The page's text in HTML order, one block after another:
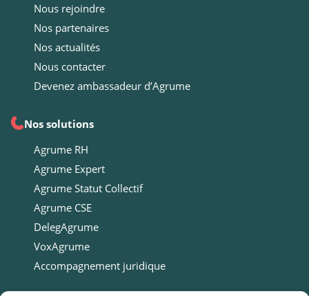
Nous rejoindre
Nos partenaires
Nos actualités
Nous contacter
Devenez ambassadeur d’Agrume
Nos solutions
Agrume RH
Agrume Expert
Agrume Statut Collectif
Agrume CSE
DelegAgrume
VoxAgrume
Accompagnement juridique